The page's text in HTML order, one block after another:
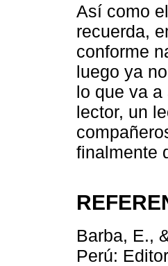
Así como
recuerda,
conforme
luego ya
lo que va a
lector, un
finalmente
Barba, E.,
Perú: